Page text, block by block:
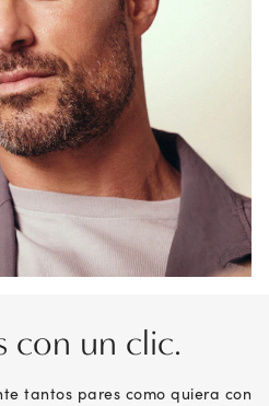
con un clic.
tantos pares como quiera con